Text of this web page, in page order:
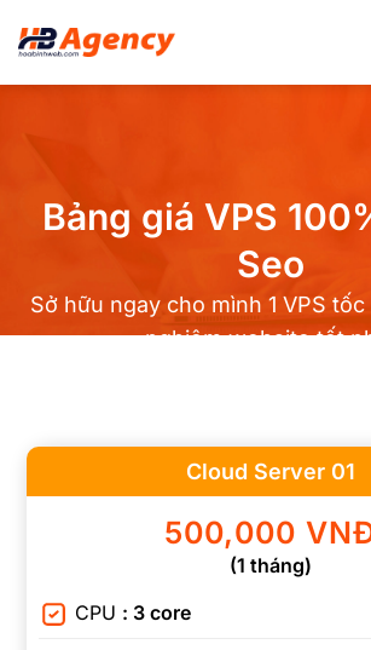
qua
Bảng giá VPS
Seo
Sở hữu ngay cho mình 1 VPS
nghiệm website tốt
Cloud Server 01
500,000
(1 tháng)
CPU : 3 core